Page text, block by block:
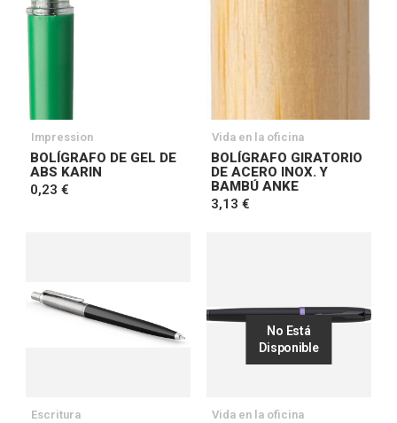
Impression
BOLÍGRAFO DE GEL DE
ABS KARIN
0,23 €
Vida en la oficina
BOLÍGRAFO GIRATORIO
DE ACERO INOX. Y
BAMBÚ ANKE
3,13 €
Escritura
No Está
Disponible
Vida en la oficina